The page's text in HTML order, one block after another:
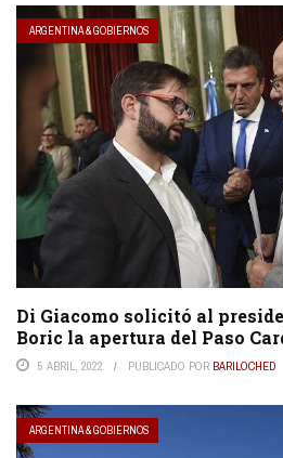
ARGENTINA & GOBIERNOS
Di Giacomo solicitó al
Boric la apertura del Paso
5 ABRIL, 2022 PUBLICADO POR BARILOCHED
ARGENTINA & GOBIERNOS